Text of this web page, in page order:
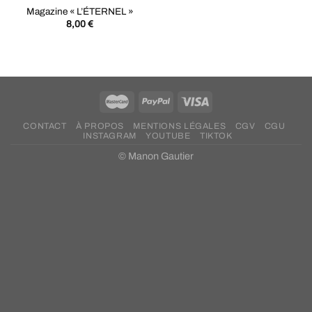
Magazine « L’ÉTERNEL »
8,00 €
CONTACT À PROPOS MENTIONS LÉGALES CGV
CGU
INSTAGRAM
YOUTUBE TIKTOK
© Manon Gautier